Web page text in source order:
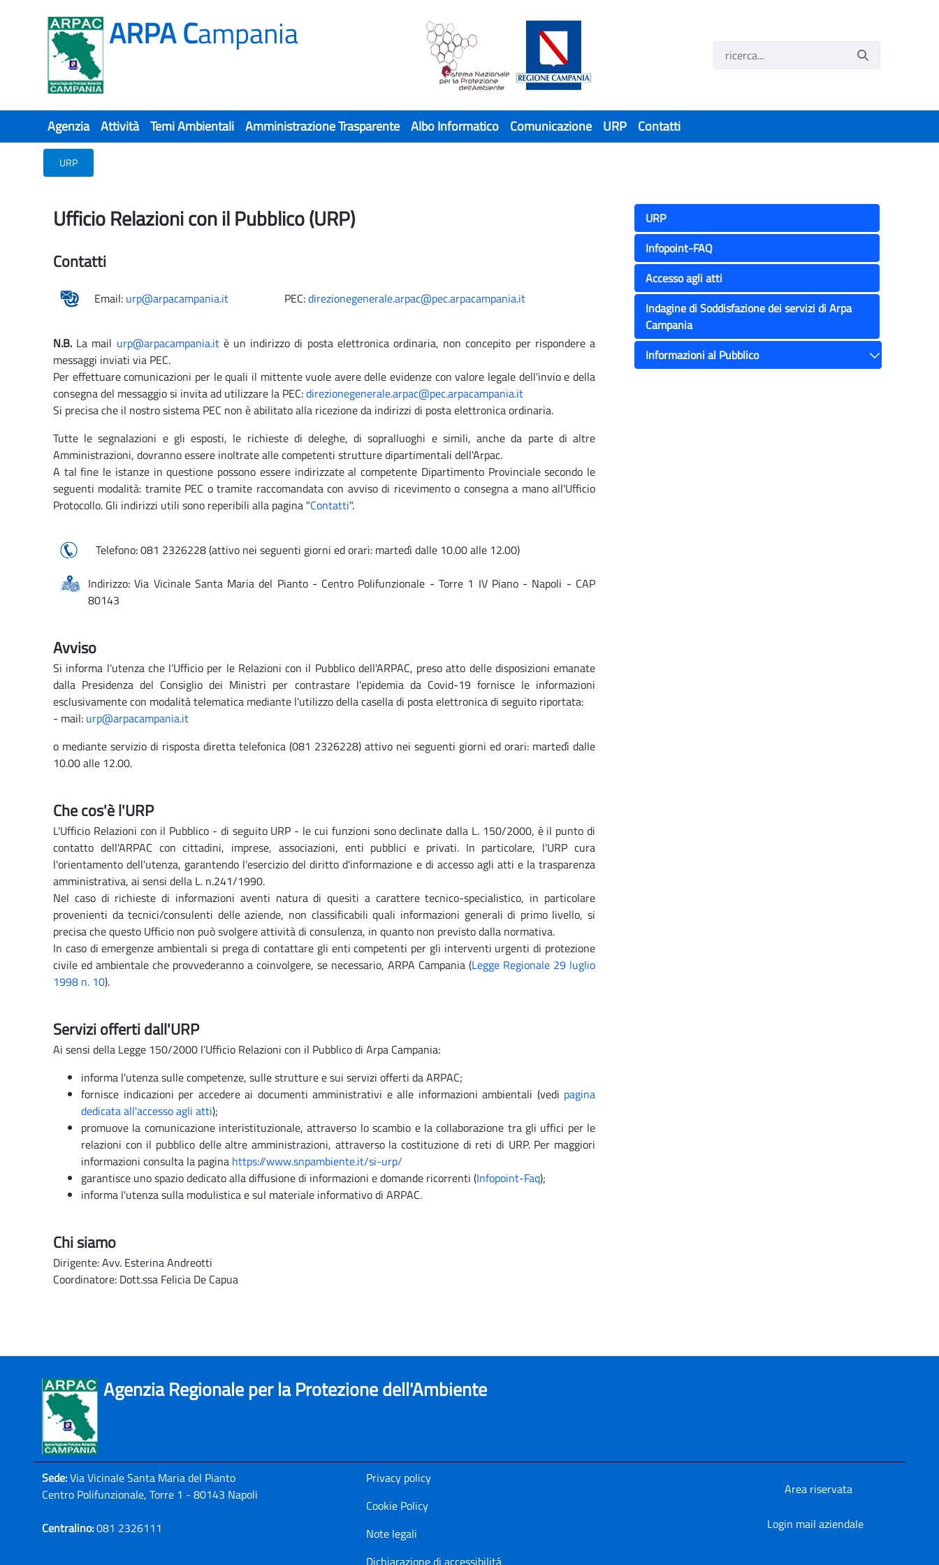
ARPA Campania
Agenzia Attività Temi Ambientali Amministrazione Trasparente Albo Informatico Comunicazione URP Contatti
URP
Ufficio Relazioni con il Pubblico (URP)
Contatti
Email: urp@arpacampania.it PEC:direzionegenerale.arpac@pec.arpacampania.it
N.B. La mail urp@arpacampania.itè un indirizzo di posta elettronica ordinaria, non concepito per rispondere a
messaggi inviati via PEC.
Per effettuare comunicazioni per le quali il mittente vuole avere delle evidenze con valore legale dell'invio e della
consegna del messaggio si invita ad utilizzare la PEC:direzionegenerale.arpac@pec.arpacampania.it
Si precisa che il nostro sistema PEC non è abilitato alla ricezione da indirizzi di posta elettronica ordinaria.
Tutte le segnalazioni e gli esposti, le richieste di deleghe, di sopralluoghi e simili, anche da parte di altre
Amministrazioni, dovranno essere inoltrate alle competenti strutture dipartimentali dell'Arpac.
A tal fine le istanze in questione possono essere indirizzate al competente Dipartimento Provinciale secondo le
seguenti modalità: tramite PEC o tramite raccomandata con avviso di ricevimento o consegna a mano all'Ufficio
Protocollo. Gli indirizzi utili sono reperibili alla pagina "Contatti".
Telefono: 081 2326228 (attivo nei seguenti giorni ed orari: martedì dalle 10.00 alle 12.00)
Indirizzo: Via Vicinale Santa Maria del Pianto - Centro Polifunzionale - Torre 1 IV Piano - Napoli - CAP
80143
Avviso
Si informa l'utenza che l’Ufficio per le Relazioni con il Pubblico dell'ARPAC, preso atto delle disposizioni emanate
dalla Presidenza del Consiglio dei Ministri per contrastare l'epidemia da Covid-19 fornisce le informazioni
esclusivamente con modalità telematica mediante l'utilizzo della casella di posta elettronica di seguito riportata:
- mail: urp@arpacampania.it
o mediante servizio di risposta diretta telefonica (081 2326228) attivo nei seguenti giorni ed orari: martedì dalle
10.00 alle 12.00.
Che cos'è l'URP
L'Ufficio Relazioni con il Pubblico - di seguito URP - le cui funzioni sono declinate dalla L. 150/2000, è il punto di
contatto dell'ARPAC con cittadini, imprese, associazioni, enti pubblici e privati. In particolare, l'URP cura
l'orientamento dell'utenza, garantendo l'esercizio del diritto d'informazione e di accesso agli atti e la trasparenza
amministrativa, ai sensi della L. n.241/1990.
Nel caso di richieste di informazioni aventi natura di quesiti a carattere tecnico-specialistico, in particolare
provenienti da tecnici/consulenti delle aziende, non classificabili quali informazioni generali di primo livello, si
precisa che questo Ufficio non può svolgere attività di consulenza, in quanto non previsto dalla normativa.
In caso di emergenze ambientali si prega di contattare gli enti competenti per gli interventi urgenti di protezione
civile ed ambientale che provvederanno a coinvolgere, se necessario, ARPA Campania (Legge Regionale 29 luglio
1998 n. 10).
Servizi offerti dall'URP
Ai sensi della Legge 150/2000 l’Ufficio Relazioni con il Pubblico di Arpa Campania:
informa l'utenza sulle competenze, sulle strutture e sui servizi offerti da ARPAC;
fornisce indicazioni per accedere ai documenti amministrativi e alle informazioni ambientali (vedi pagina
dedicata all'accesso agli atti);
promuove la comunicazione interistituzionale, attraverso lo scambio e la collaborazione tra gli uffici per le
relazioni con il pubblico delle altre amministrazioni, attraverso la costituzione di reti di URP. Per maggiori
informazioni consulta la pagina https://www.snpambiente.it/si-urp/
garantisce uno spazio dedicato alla diffusione di informazioni e domande ricorrenti (Infopoint-Faq);
informa l'utenza sulla modulistica e sul materiale informativo di ARPAC.
Chi siamo
Dirigente: Avv. Esterina Andreotti
Coordinatore: Dott.ssa Felicia De Capua
URP
Infopoint-FAQ
Accesso agli atti
Indagine di Soddisfazione dei servizi di Arpa
Campania
Informazioni al Pubblico
Toggle
Agenzia Regionale per la Protezione dell'Ambiente
Sede:Via Vicinale Santa Maria del Pianto
Centro Polifunzionale, Torre 1 - 80143 Napoli
Centralino:081 2326111
Privacy policy
Cookie Policy
Note legali
Dichiarazione di accessibilitá
Area riservata
Login mail aziendale